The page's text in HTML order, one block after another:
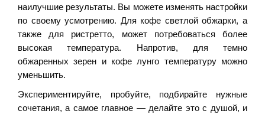
наилучшие результаты. Вы можете изменять настройки
по своему усмотрению. Для кофе светлой обжарки, а
также для ристретто, может потребоваться более
высокая температура. Напротив, для темно
обжаренных зерен и кофе лунго температуру можно
уменьшить.
Экспериментируйте, пробуйте, подбирайте нужные
сочетания, а самое главное — делайте это с душой, и